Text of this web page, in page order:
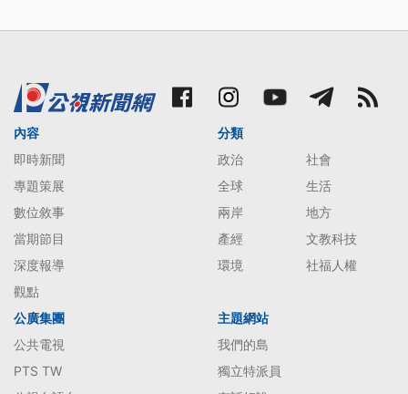
內容
即時新聞
專題策展
數位敘事
當期節目
深度報導
觀點
分類
政治
社會
全球
生活
兩岸
地方
產經
文教科技
環境
社福人權
公廣集團
公共電視
PTS TW
主題網站
我們的島
獨立特派員